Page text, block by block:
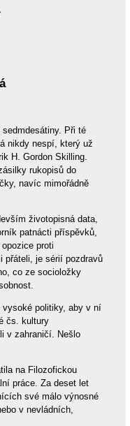
Při té
nikdy nespí, který už
H. Gordon Skilling.
rukopisů do
navíc mimořádně
životopisná data,
patnácti příspěvků,
proti
přáteli, je sérií pozdravů
co ze socioložky
vysoké politiky, aby v ní
čs. kultury
v zahraničí. Nešlo
na Filozofickou
práce. Za deset let
své málo výnosné
v nevládních,